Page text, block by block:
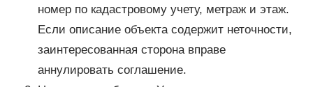
номер по кадастровому учету, метраж и этаж.
Если описание объекта содержит неточности,
заинтересованная сторона вправе
аннулировать соглашение.